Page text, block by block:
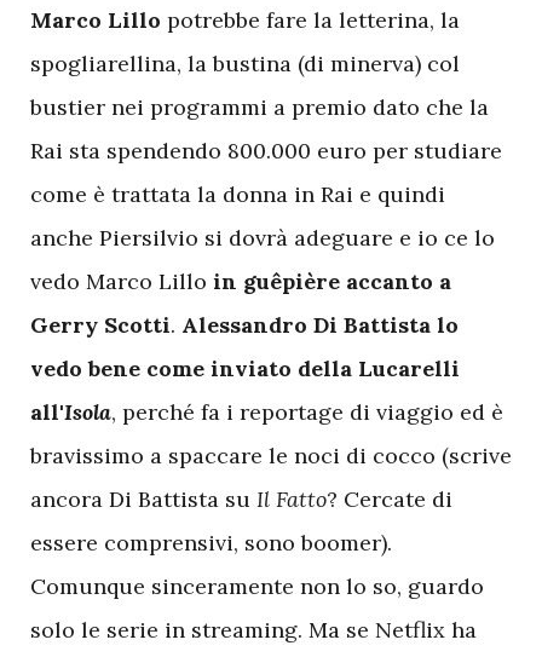
Marco Lillo potrebbe fare la letterina, la
spogliarellina, la bustina (di minerva) col
bustier nei programmi a premio dato che la
Rai sta spendendo 800.000 euro per studiare
come è trattata la donna in Rai e quindi
anche Piersilvio si dovrà adeguare e io ce lo
vedo Marco Lillo in guêpière accanto a
Gerry Scotti. Alessandro Di Battista lo
vedo bene come inviato della Lucarelli
all'Isola, perché fa i reportage di viaggio ed è
bravissimo a spaccare le noci di cocco (scrive
ancora Di Battista su Il Fatto? Cercate di
essere comprensivi, sono boomer).
Comunque sinceramente non lo so, guardo
solo le serie in streaming. Ma se Netflix ha